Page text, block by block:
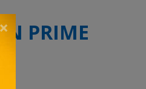
PRIME
×